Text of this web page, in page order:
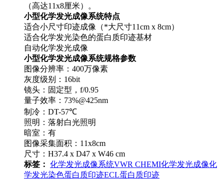
（高达11x8厘米）。
小型化学发光成像系统特点
适合小尺寸印迹成像（*大尺寸11cm x 8cm）
适合化学发光染色的蛋白质印迹基材
自动化学发光成像
小型化学发光成像系统规格参数
图像分辨率：400万像素
灰度级别：16bit
镜头：固定型，f/0.95
量子效率：73%@425nm
制冷：DT-57℃
照明：落射白光照明
暗室：有
图像采集面积：11x8cm
尺寸：H37.4 x D47 x W46 cm
标签： 化学发光成像系统VWR CHEMI化学发光成像化
学发光染色蛋白质印迹ECL蛋白质印迹